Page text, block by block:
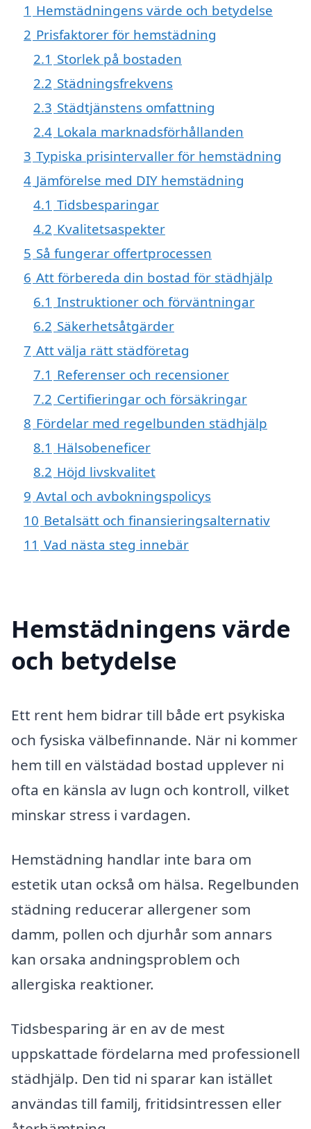
1 Hemstädningens värde och betydelse
2 Prisfaktorer för hemstädning
2.1 Storlek på bostaden
2.2 Städningsfrekvens
2.3 Städtjänstens omfattning
2.4 Lokala marknadsförhållanden
3 Typiska prisintervaller för hemstädning
4 Jämförelse med DIY hemstädning
4.1 Tidsbesparingar
4.2 Kvalitetsaspekter
5 Så fungerar offertprocessen
6 Att förbereda din bostad för städhjälp
6.1 Instruktioner och förväntningar
6.2 Säkerhetsåtgärder
7 Att välja rätt städföretag
7.1 Referenser och recensioner
7.2 Certifieringar och försäkringar
8 Fördelar med regelbunden städhjälp
8.1 Hälsobeneficer
8.2 Höjd livskvalitet
9 Avtal och avbokningspolicys
10 Betalsätt och finansieringsalternativ
11 Vad nästa steg innebär
Hemstädningens värde
och betydelse
Ett rent hem bidrar till både ert psykiska
och fysiska välbefinnande. När ni kommer
hem till en välstädad bostad upplever ni
ofta en känsla av lugn och kontroll, vilket
minskar stress i vardagen.
Hemstädning handlar inte bara om
estetik utan också om hälsa. Regelbunden
städning reducerar allergener som
damm, pollen och djurhår som annars
kan orsaka andningsproblem och
allergiska reaktioner.
Tidsbesparing är en av de mest
uppskattade fördelarna med professionell
städhjälp. Den tid ni sparar kan istället
användas till familj, fritidsintressen eller